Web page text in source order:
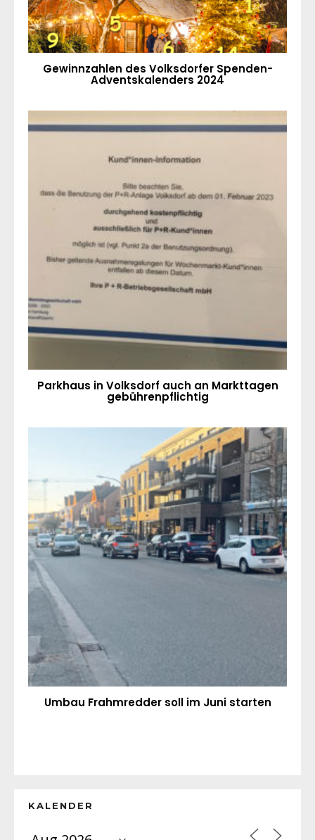
Gewinnzahlen des Volksdorfer Spenden-
Adventskalenders 2024
Parkhaus in Volksdorf auch an Markttagen
gebührenpflichtig
Umbau Frahmredder soll im Juni starten
KALENDER